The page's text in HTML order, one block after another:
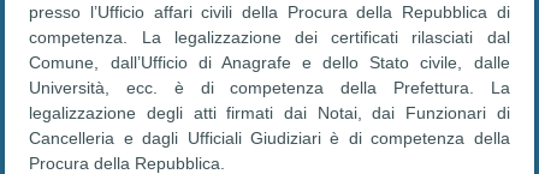
presso l’Ufficio affari civili della Procura della Repubblica di
competenza. La legalizzazione dei certificati rilasciati dal
Comune, dall’Ufficio di Anagrafe e dello Stato civile, dalle
Università, ecc. è di competenza della Prefettura. La
legalizzazione degli atti firmati dai Notai, dai Funzionari di
Cancelleria e dagli Ufficiali Giudiziari è di competenza della
Procura della Repubblica.